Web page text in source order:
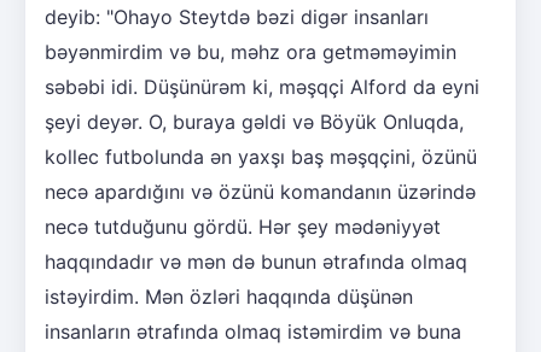
deyib: "Ohayo Steytdə bəzi digər insanları
bəyənmirdim və bu, məhz ora getməməyimin
səbəbi idi. Düşünürəm ki, məşqçi Alford da eyni
şeyi deyər. O, buraya gəldi və Böyük Onluqda,
kollec futbolunda ən yaxşı baş məşqçini, özünü
necə apardığını və özünü komandanın üzərində
necə tutduğunu gördü. Hər şey mədəniyyət
haqqındadır və mən də bunun ətrafında olmaq
istəyirdim. Mən özləri haqqında düşünən
insanların ətrafında olmaq istəmirdim və buna